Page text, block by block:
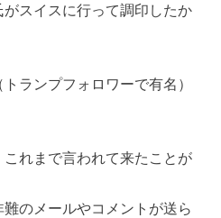
スイスに行って調印したか
ランプフォロワーで有名）
れまで言われて来たことが
のメールやコメントが送ら